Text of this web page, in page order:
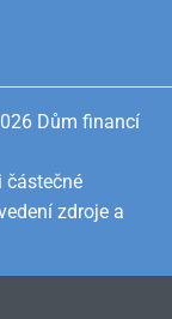
Dům financí
částečné
zdroje a